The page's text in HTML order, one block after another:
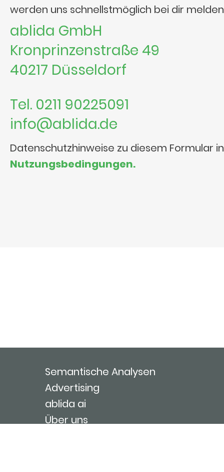
werden uns schnellstmöglich bei dir
ablida GmbH
Kronprinzenstraße 49
40217 Düsseldorf
Tel. 0211 90225091
info@ablida.de
Datenschutzhinweise zu diesem Formular
Nutzungsbedingungen.
Semantische Analysen
Advertising
ablida ai
Über uns